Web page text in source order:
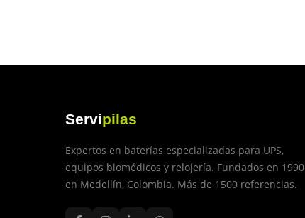
Servipilas
Expertos en baterías especializadas para UPS,
equipos biomédicos y relojería. Fundados en 1990
en Medellín, Colombia. Más de 1500 referencias.